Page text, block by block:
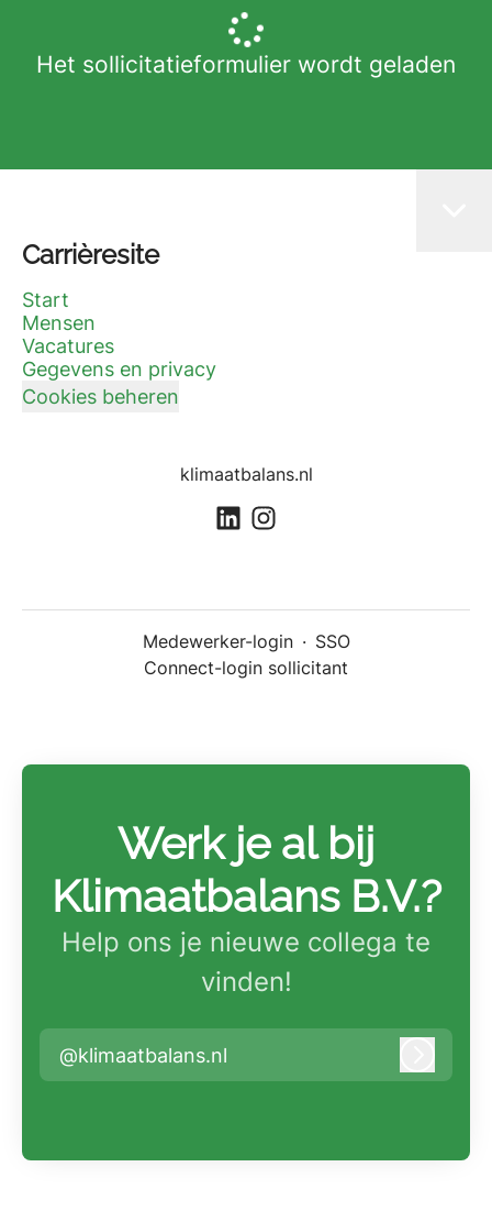
Het sollicitatieformulier wordt geladen
Carrièresite
Start
Mensen
Vacatures
Gegevens en privacy
Cookies beheren
klimaatbalans.nl
Medewerker-login · SSO
Connect-login sollicitant
Werk je al bij
Klimaatbalans B.V.?
Help ons je nieuwe collega te
vinden!
@klimaatbalans.nl